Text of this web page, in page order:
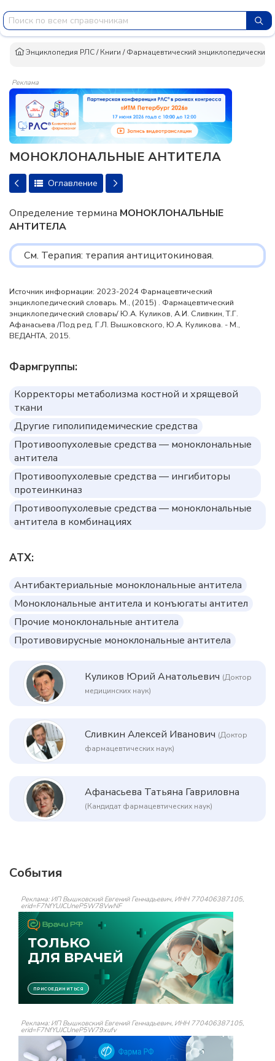
Энциклопедия РЛС/Книги /Фармацевтический
Реклама
МОНОКЛОНАЛЬНЫЕ АНТИТЕЛА
Оглавление
Определение термина МОНОКЛОНАЛЬНЫЕ
АНТИТЕЛА
См. Терапия: терапия антицитокиновая.
Источник информации: 2023-2024 Фармацевтический
энциклопедический словарь. М., (2015) . Фармацевтический
энциклопедический словарь/ Ю.А. Куликов, А.И. Сливкин, Т.Г.
Афанасьева /Под ред. Г.Л. Вышковского, Ю.А. Куликова. - М.,
ВЕДАНТА, 2015.
Фармгруппы:
Корректоры метаболизма костной и хрящевой
ткани
Другие гиполипидемические средства
Противоопухолевые средства — моноклональные
антитела
Противоопухолевые средства — ингибиторы
протеинкиназ
Противоопухолевые средства — моноклональные
антитела в комбинациях
АТХ:
Антибактериальные моноклональные антитела
Моноклональные антитела и конъюгаты антител
Прочие моноклональные антитела
Противовирусные моноклональные антитела
Куликов Юрий Анатольевич (Доктор
медицинских наук)
Сливкин Алексей Иванович (Доктор
фармацевтических наук)
Афанасьева Татьяна Гавриловна
(Кандидат фармацевтических наук)
События
Реклама: ИП Вышковский Евгений Геннадьевич, ИНН 770406387105,
erid=F7NfYUJCUneP5W78VwNF
Реклама: ИП Вышковский Евгений Геннадьевич, ИНН 770406387105,
erid=F7NfYUJCUneP5W79xufv